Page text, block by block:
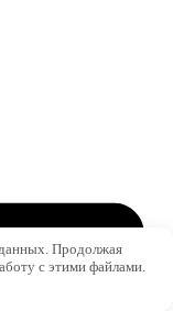
Продолжая
с этими файлами.